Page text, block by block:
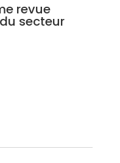
revue
secteur